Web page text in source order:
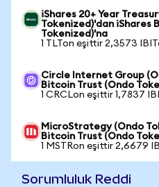
iShares 20+ Year
Tokenized)'dan iShares
Tokenized)'na
1 TLTon eşittir 2,3573
Circle Internet Group
Bitcoin Trust (Ondo
1 CRCLon eşittir 1,7837
MicroStrategy (Ondo
Bitcoin Trust (Ondo
1 MSTRon eşittir 2,6679
Sorumluluk Reddi